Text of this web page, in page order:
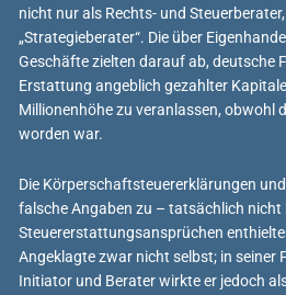
nicht nur als Rechts- und
„Strategieberater“. Die über
Geschäfte zielten darauf ab, deutsche
Erstattung angeblich gezahlter
Millionenhöhe zu veranlassen, obwohl
worden war.
Die Körperschaftsteuererklärungen
falsche Angaben zu – tatsächlich nicht
Steuererstattungsansprüchen
Angeklagte zwar nicht selbst; in seiner
Initiator und Berater wirkte er jedoch